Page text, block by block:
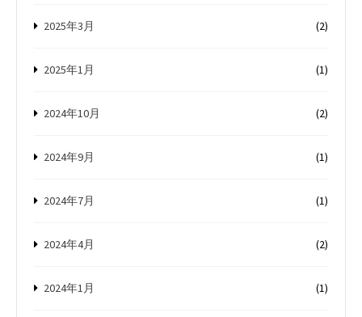
2025年3月 (2)
2025年1月 (1)
2024年10月 (2)
2024年9月 (1)
2024年7月 (1)
2024年4月 (2)
2024年1月 (1)